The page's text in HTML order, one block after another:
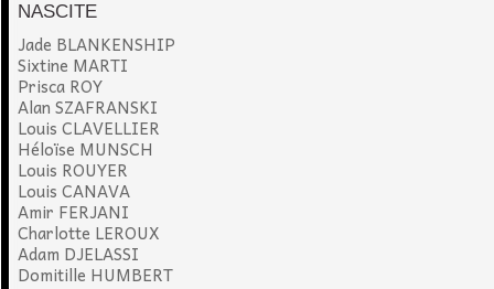
NASCITE
Jade BLANKENSHIP
Sixtine MARTI
Prisca ROY
Alan SZAFRANSKI
Louis CLAVELLIER
Héloïse MUNSCH
Louis ROUYER
Louis CANAVA
Amir FERJANI
Charlotte LEROUX
Adam DJELASSI
Domitille HUMBERT